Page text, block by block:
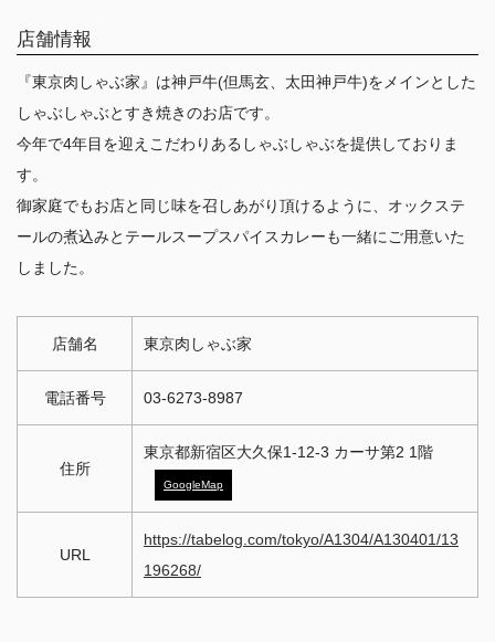
店舗情報
『東京肉しゃぶ家』は神戸牛(但馬玄、太田神戸牛)をメインとした
しゃぶしゃぶとすき焼きのお店です。
今年で4年目を迎えこだわりあるしゃぶしゃぶを提供しておりま
す。
御家庭でもお店と同じ味を召しあがり頂けるように、オックステ
ールの煮込みとテールスープスパイスカレーも一緒にご用意いた
しました。
店舗名 東京肉しゃぶ家
電話番号 03-6273-8987
住所
東京都新宿区大久保1-12-3 カーサ第2 1階
GoogleMap
URL
https://tabelog.com/tokyo/A1304/A130401/13
196268/